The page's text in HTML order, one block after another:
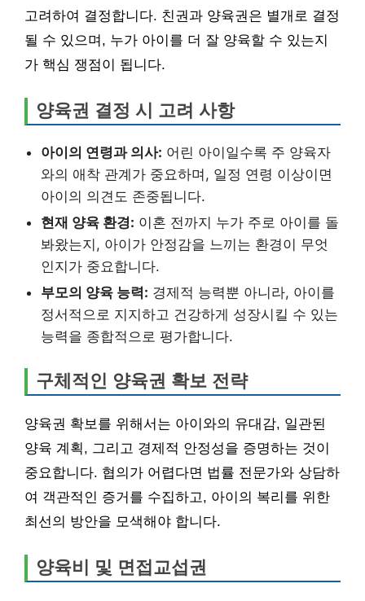
고려하여 결정합니다. 친권과 양육권은 별개로 결정
될 수 있으며, 누가 아이를 더 잘 양육할 수 있는지
가 핵심 쟁점이 됩니다.
양육권 결정 시 고려 사항
아이의 연령과 의사: 어린 아이일수록 주 양육자
와의 애착 관계가 중요하며, 일정 연령 이상이면
아이의 의견도 존중됩니다.
현재 양육 환경: 이혼 전까지 누가 주로 아이를 돌
봐왔는지, 아이가 안정감을 느끼는 환경이 무엇
인지가 중요합니다.
부모의 양육 능력: 경제적 능력뿐 아니라, 아이를
정서적으로 지지하고 건강하게 성장시킬 수 있는
능력을 종합적으로 평가합니다.
구체적인 양육권 확보 전략
양육권 확보를 위해서는 아이와의 유대감, 일관된
양육 계획, 그리고 경제적 안정성을 증명하는 것이
중요합니다. 협의가 어렵다면 법률 전문가와 상담하
여 객관적인 증거를 수집하고, 아이의 복리를 위한
최선의 방안을 모색해야 합니다.
양육비 및 면접교섭권